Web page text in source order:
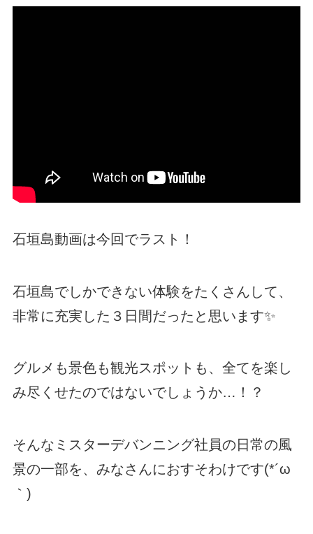
石垣島動画は今回でラスト！
石垣島でしかできない体験をたくさんして、
非常に充実した３日間だったと思います✨
グルメも景色も観光スポットも、全てを楽し
み尽くせたのではないでしょうか…！？
そんなミスターデバンニング社員の日常の風
景の一部を、みなさんにおすそわけです(*´ω
｀)